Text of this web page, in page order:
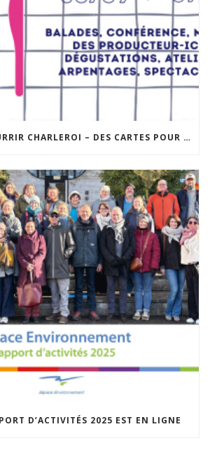
FESTIVAL NOURRIR CHARLEROI – DES CARTES POUR « DIRE LA FAIM » : UNE BALADE SENSIBLE DANS LA VILLE
D’ACTIVITÉS 2025 EST EN LIGNE